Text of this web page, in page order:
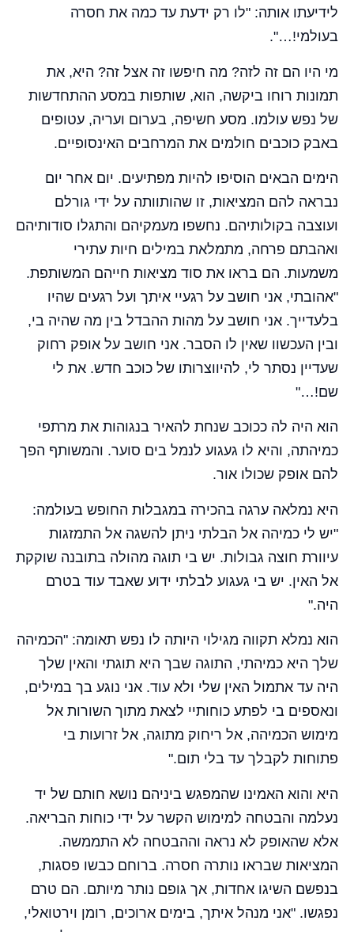
לידיעתו אותה: "לו רק ידעת עד כמה את חסרה
בעולמי!…".
מי היו הם זה לזה? מה חיפשו זה אצל זה? היא, את
תמונות רוחו ביקשה, הוא, שותפות במסע ההתחדשות
של נפש עולמו. מסע חשיפה, בערום ועריה, עטופים
באבק כוכבים חולמים את המרחבים האינסופיים.
הימים הבאים הוסיפו להיות מפתיעים. יום אחר יום
נבראה להם המציאות, זו שהותוותה על ידי גורלם
ועוצבה בקולותיהם. נחשפו מעמקיהם והתגלו סודותיהם
ואהבתם פרחה, מתמלאת במילים חיות עתירי
משמעות. הם בראו את סוד מציאות חייהם המשותפת.
"אהובתי, אני חושב על רגעיי איתך ועל רגעים שהיו
בלעדייך. אני חושב על מהות ההבדל בין מה שהיה בי,
ובין העכשוו שאין לו הסבר. אני חושב על אופק רחוק
שעדיין נסתר לי, להיווצרותו של כוכב חדש. את לי
שם!…"
הוא היה לה ככוכב שנחת להאיר בנגוהות את מרתפי
כמיהתה, והיא לו געגוע לנמל בים סוער. והמשותף הפך
להם אופק שכולו אור.
היא נמלאה ערגה בהכירה במגבלות החופש בעולמה:
"יש לי כמיהה אל הבלתי ניתן להשגה אל התמזגות
עיוורת חוצה גבולות. יש בי תוגה מהולה בתובנה שוקקת
אל האין. יש בי געגוע לבלתי ידוע שאבד עוד בטרם
היה."
הוא נמלא תקווה מגילוי היותה לו נפש תאומה: "הכמיהה
שלך היא כמיהתי, התוגה שבך היא תוגתי והאין שלך
היה עד אתמול האין שלי ולא עוד. אני נוגע בך במילים,
ונאספים בי לפתע כוחותיי לצאת מתוך השורות אל
מימוש הכמיהה, אל ריחוק מתוגה, אל זרועות בי
פתוחות לקבלך עד בלי תום."
היא והוא האמינו שהמפגש ביניהם נושא חותם של יד
נעלמה והבטחה למימוש הקשר על ידי כוחות הבריאה.
אלא שהאופק לא נראה וההבטחה לא התממשה.
המציאות שבראו נותרה חסרה. ברוחם כבשו פסגות,
בנפשם השיגו אחדות, אך גופם נותר מיותם. הם טרם
נפגשו. "אני מנהל איתך, בימים ארוכים, רומן וירטואלי,